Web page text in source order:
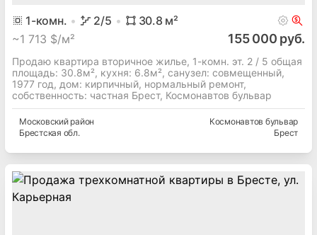
1-комн. 2/5 30.8 м²
~1 713 $/м² 155 000 руб.
Продаю квартира вторичное жилье, 1-комн. эт. 2 / 5 общая
площадь: 30.8м², кухня: 6.8м², cанузел: совмещенный,
1977 год, дом: кирпичный, нормальный ремонт,
собственность: частная Брест, Космонавтов бульвар
Московскийрайон
Брестская обл.
Космонавтов бульвар
Брест